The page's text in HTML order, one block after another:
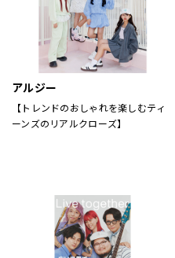
アルジー
【トレンドのおしゃれを楽しむティ
ーンズのリアルクローズ】